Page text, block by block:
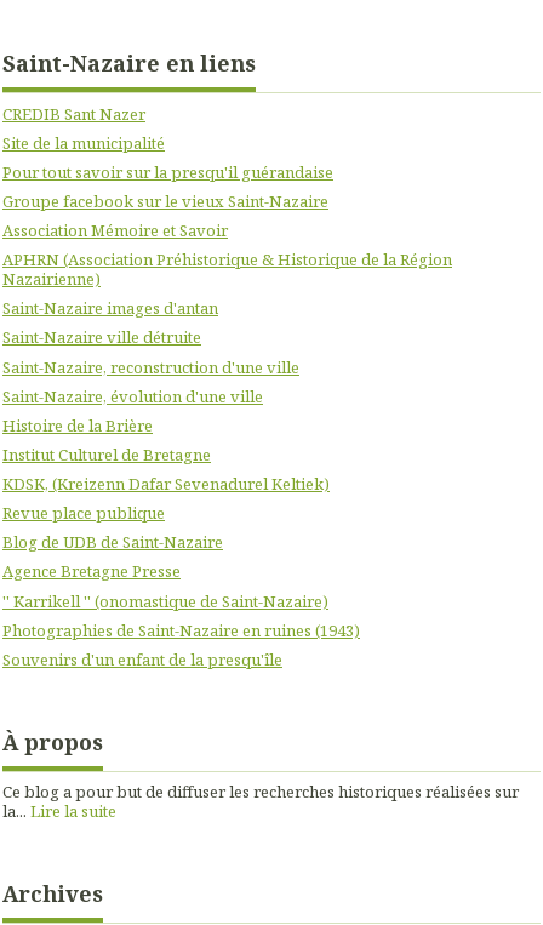
Saint-Nazaire en liens
CREDIB Sant Nazer
Site de la municipalité
Pour tout savoir sur la presqu'il guérandaise
Groupe facebook sur le vieux Saint-Nazaire
Association Mémoire et Savoir
APHRN (Association Préhistorique & Historique de la Région
Nazairienne)
Saint-Nazaire images d'antan
Saint-Nazaire ville détruite
Saint-Nazaire, reconstruction d'une ville
Saint-Nazaire, évolution d'une ville
Histoire de la Brière
Institut Culturel de Bretagne
KDSK, (Kreizenn Dafar Sevenadurel Keltiek)
Revue place publique
Blog de UDB de Saint-Nazaire
Agence Bretagne Presse
'' Karrikell '' (onomastique de Saint-Nazaire)
Photographies de Saint-Nazaire en ruines (1943)
Souvenirs d'un enfant de la presqu'île
À propos
Ce blog a pour but de diffuser les recherches historiques réalisées sur
la... Lire la suite
Archives